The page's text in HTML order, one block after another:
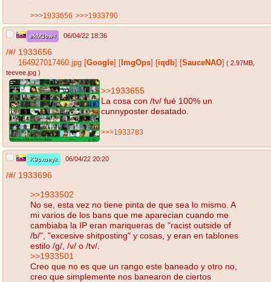
>>>1933656 >>>1933790
ekM3ow-l 06/04/22 18:36
/#/ 1933656
164927017460.jpg Google ImgOps iqdb SauceNAO ( 2.97MB
teevee.jpg )
>>1933655
La cosa con /tv/ fué 100% un
cunnyposter desatado.
>>>1933783
K9pxoeyk 06/04/22 20:20
/#/ 1933696
>>1933502
No se, esta vez no tiene pinta de que sea lo mismo. A
mi varios de los bans que me aparecian cuando me
cambiaba la IP eran mariqueras de "racist outside of
/b/", "excesive shitposting" y cosas, y eran en tablones
estilo /g/, /v/ o /tv/.
>>1933501
Creo que no es que un rango este baneado y otro no,
creo que simplemente nos banearon de ciertos